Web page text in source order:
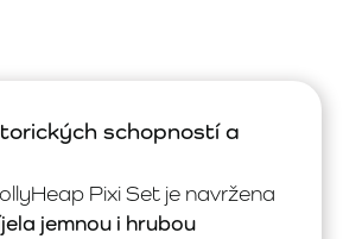
schopností a
Pixi Set je navržena
jemnou i hrubou